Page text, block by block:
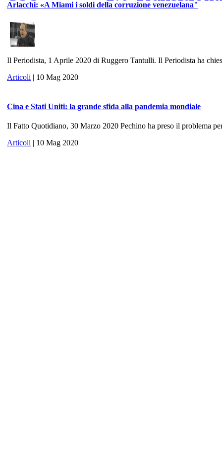
Arlacchi: «A Miami i soldi della corruzione venezuelana"
Il Periodista, 1 Aprile 2020 di Ruggero Tantulli. Il Periodista ha
Articoli | 10 Mag 2020
Cina e Stati Uniti: la grande sfida alla pandemia mondiale
Il Fatto Quotidiano, 30 Marzo 2020 Pechino ha preso il problema
Articoli | 10 Mag 2020